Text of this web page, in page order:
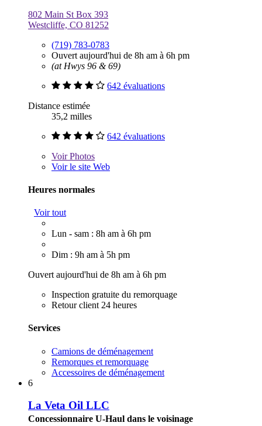
802 Main St Box 393
Westcliffe, CO 81252
(719) 783-0783
Ouvert aujourd'hui de 8h am à 6h pm
(at Hwys 96 & 69)
642 évaluations
Distance estimée
35,2 milles
642 évaluations
VoirPhotos
Voir le site Web
Heures normales
Voir tout
Lun - sam : 8h am à 6h pm
Dim : 9h am à 5h pm
Ouvert aujourd'hui de 8h am à 6h pm
Inspection gratuite du remorquage
Retour client 24 heures
Services
Camions de déménagement
Remorques et remorquage
Accessoires de déménagement
6
La Veta Oil LLC
Concessionnaire U-Haul dans le voisinage